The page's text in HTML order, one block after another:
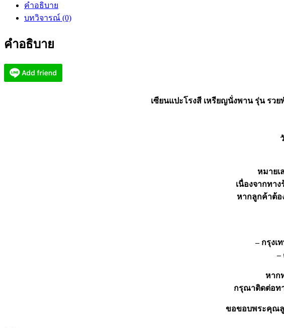
รวย
ล้าน
คำอธิบาย
บทวิจารณ์ (0)
คำอธิบาย
เซียนแปะโรงสี เหรียญนั่งพาน รุ่น รว
หมายเ
เนื่องจากทา
หากลูกค้าต้อ
– กรุงเ
–
หาก
กรุณาติดต่อท
ขอขอบพระคุณลู